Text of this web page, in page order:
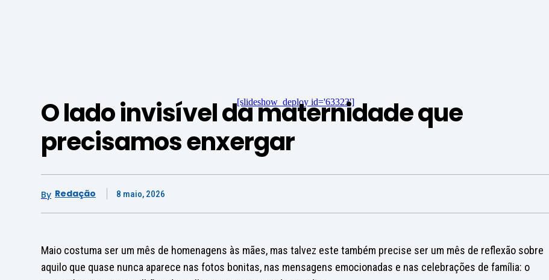
[slideshow_deploy id='63323']
O lado invisível da maternidade que
precisamos enxergar
By Redação 8 maio, 2026
Maio costuma ser um mês de homenagens às mães, mas talvez este também precise ser um mês de reflexão sobre
aquilo que quase nunca aparece nas fotos bonitas, nas mensagens emocionadas e nas celebrações de família: o